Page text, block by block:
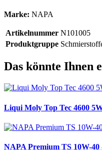
Marke: NAPA
Artikelnummer N101005
Produktgruppe
Das könnte Ihnen
Liqui Moly Top Tec 4600
NAPA Premium TS 10W-